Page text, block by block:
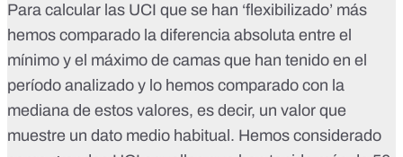
Para calcular las UCI que se han ‘flexibilizado’ más
hemos comparado la diferencia absoluta entre el
mínimo y el máximo de camas que han tenido en el
período analizado y lo hemos comparado con la
mediana de estos valores, es decir, un valor que
muestre un dato medio habitual. Hemos considerado